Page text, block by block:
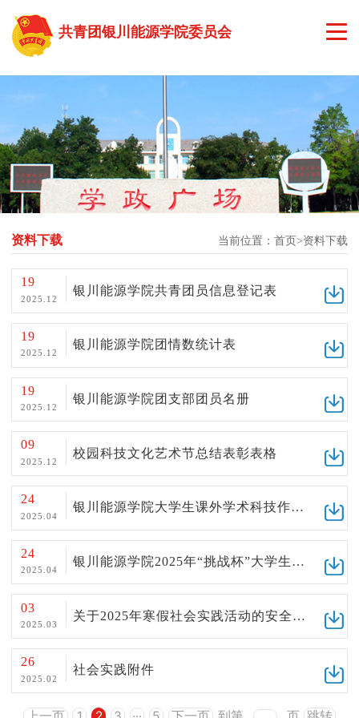
共青团银川能源学院委员会
组织结构
工作动态
通知公告
理论学习
学院风采
社会实践
资料下载
学院官网
资料下载 当前位置： 首页 资料下载
19
2025.12
银川能源学院共青团员信息登记表
19
2025.12
银川能源学院团情数统计表
19
2025.12
银川能源学院团支部团员名册
09
2025.12
校园科技文化艺术节总结表彰表格
24
2025.04
银川能源学院大学生课外学术科技作品竞赛项目申报书
24
2025.04
银川能源学院2025年“挑战杯”大学生课外学术科技作品竞赛汇总表
03
2025.03
关于2025年寒假社会实践活动的安全健康提示
26
2025.02
社会实践附件